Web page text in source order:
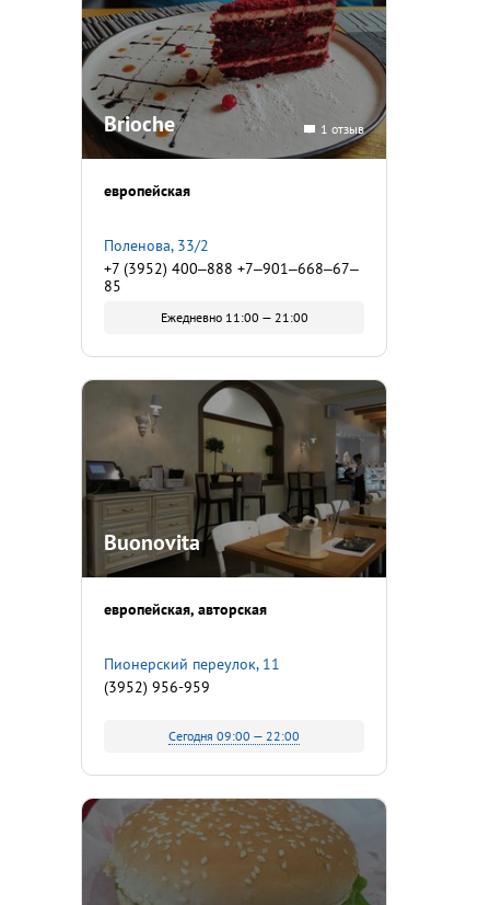
Brioche 1 отзыв
европейская
Поленова, 33/2
+7 (3952) 400‒888 +7‒901‒668‒67‒
85
Ежедневно 11:00 — 21:00
Buonovita
европейская авторская
Пионерский переулок, 11
(3952) 956-959
Сегодня 09:00 — 22:00